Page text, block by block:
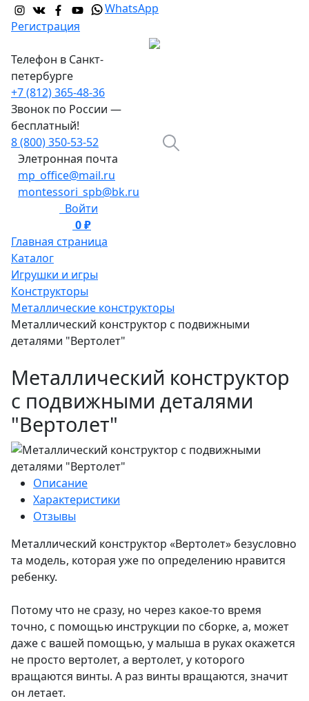
WhatsApp
Регистрация
Телефон в Санкт-
петербурге
+7 (812) 365-48-36
Звонок по России —
бесплатный!
8 (800) 350-53-52
Элетронная почта
mp_office@mail.ru
montessori_spb@bk.ru
Войти
0 ₽
Главная страница
Каталог
Игрушки и игры
Конструкторы
Металлические конструкторы
Металлический конструктор с подвижными
деталями "Вертолет"
Металлический конструктор
с подвижными деталями
"Вертолет"
Описание
Характеристики
Отзывы
Металлический конструктор «Вертолет» безусловно
та модель, которая уже по определению нравится
ребенку.
Потому что не сразу, но через какое-то время
точно, с помощью инструкции по сборке, а, может
даже с вашей помощью, у малыша в руках окажется
не просто вертолет, а вертолет, у которого
вращаются винты. А раз винты вращаются, значит
он летает.